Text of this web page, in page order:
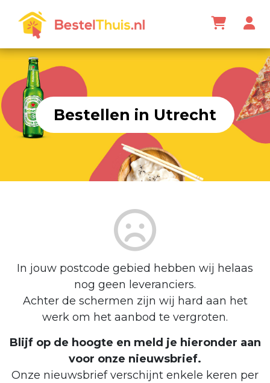
Bestellen in Utrecht
In jouw postcode gebied hebben wij helaas
nog geen leveranciers.
Achter de schermen zijn wij hard aan het
werk om het aanbod te vergroten.
Blijf op de hoogte en meld je hieronder aan
voor onze nieuwsbrief.
Onze nieuwsbrief verschijnt enkele keren per